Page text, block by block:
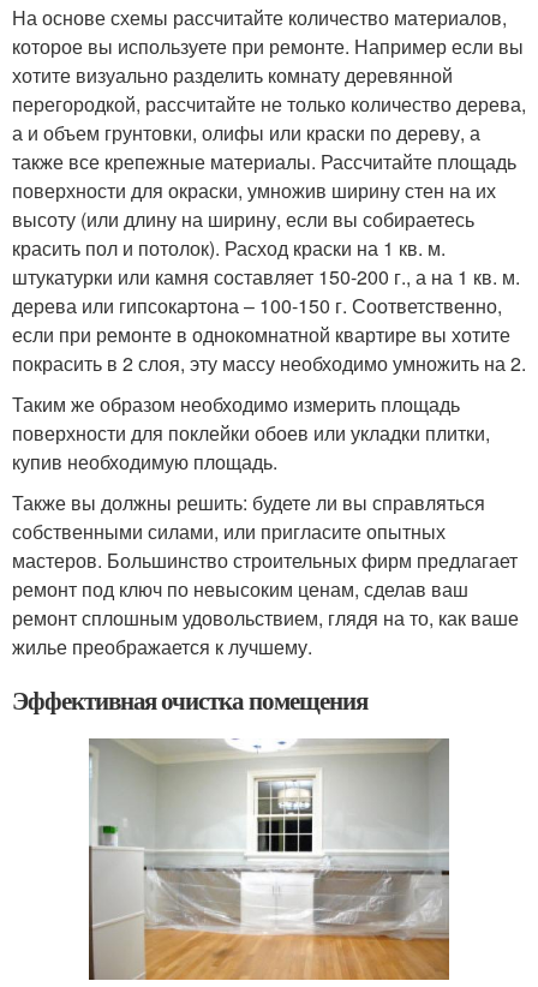
На основе схемы рассчитайте количество материалов,
которое вы используете при ремонте. Например если вы
хотите визуально разделить комнату деревянной
перегородкой, рассчитайте не только количество дерева,
а и объем грунтовки, олифы или краски по дереву, а
также все крепежные материалы. Рассчитайте площадь
поверхности для окраски, умножив ширину стен на их
высоту (или длину на ширину, если вы собираетесь
красить пол и потолок). Расход краски на 1 кв. м.
штукатурки или камня составляет 150-200 г., а на 1 кв. м.
дерева или гипсокартона – 100-150 г. Соответственно,
если при ремонте в однокомнатной квартире вы хотите
покрасить в 2 слоя, эту массу необходимо умножить на 2.
Таким же образом необходимо измерить площадь
поверхности для поклейки обоев или укладки плитки,
купив необходимую площадь.
Также вы должны решить: будете ли вы справляться
собственными силами, или пригласите опытных
мастеров. Большинство строительных фирм предлагает
ремонт под ключ по невысоким ценам, сделав ваш
ремонт сплошным удовольствием, глядя на то, как ваше
жилье преображается к лучшему.
Эффективная очистка помещения